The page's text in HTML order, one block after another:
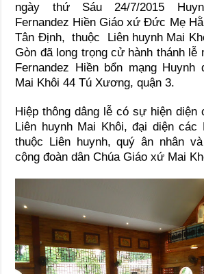
ngày thứ Sáu 24/7/2015
Fernandez Hiền Giáo xứ Đức Mẹ
Tân Định, thuộc Liên huynh Mai
Gòn đã long trọng cử hành thánh lễ
Fernandez Hiền bổn mạng
Mai Khôi 44 Tú Xương, quận 3.
Hiệp thông dâng lễ có sự hiện diện
Liên huynh Mai Khôi, đại diện các
thuộc Liên huynh, quý ân nhân
cộng đoàn dân Chúa Giáo xứ Mai